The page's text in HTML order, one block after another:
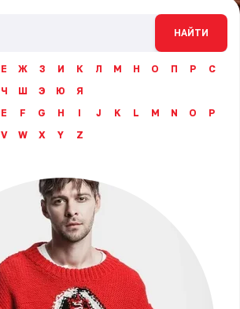
НАЙТИ
Е Ж З И К Л М Н О П Р
С
Ч Ш Э Ю
Я
E F G H I J K L M N O
P
V W X Y Z